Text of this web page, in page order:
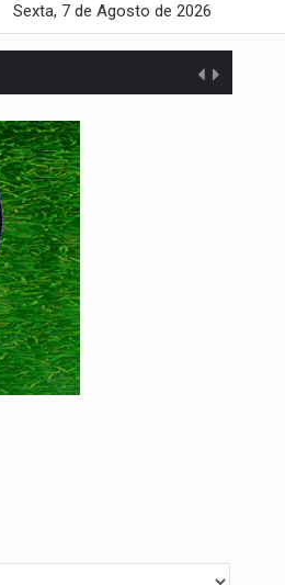
Sexta, 7 de Agosto de 2026